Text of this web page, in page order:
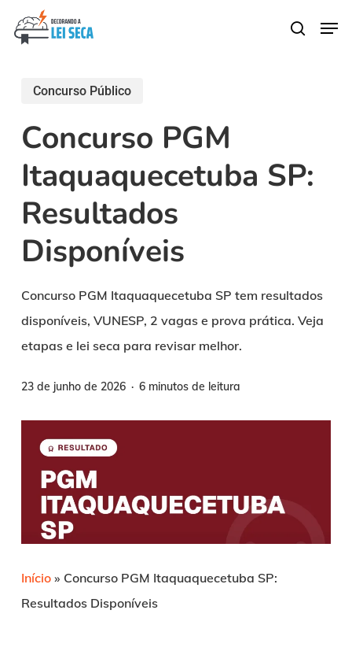
content
search
Concurso Público
Concurso PGM
Itaquaquecetuba SP:
Resultados
Disponíveis
Concurso PGM Itaquaquecetuba SP tem resultados
disponíveis, VUNESP, 2 vagas e prova prática. Veja
etapas e lei seca para revisar melhor.
23 de junho de 2026 6 minutos de leitura
Início» Concurso PGM Itaquaquecetuba SP:
Resultados Disponíveis